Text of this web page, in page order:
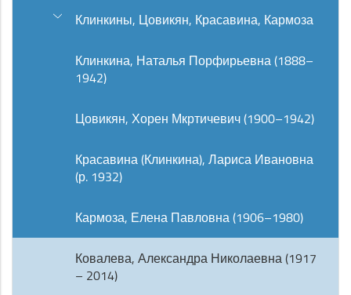
Клинкины, Цовикян, Красавина, Кармоза
Клинкина, Наталья Порфирьевна (1888–
1942)
Цовикян, Хорен Мкртичевич (1900–1942)
Красавина (Клинкина), Лариса Ивановна
(р. 1932)
Кармоза, Елена Павловна (1906–1980)
Ковалева, Александра Николаевна (1917
– 2014)